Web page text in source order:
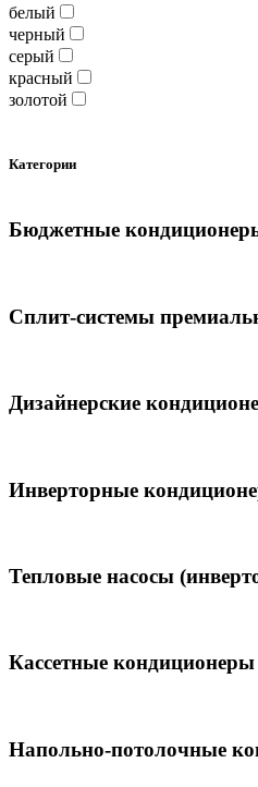
белый
черный
серый
красный
золотой
Категории
Бюджетные
Сплит-системы
Дизайнерские
Инверторные
Тепловые насосы
Кассетные кондиционеры
Напольно-потолочные